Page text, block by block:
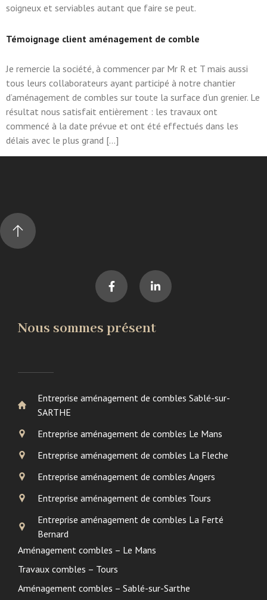
soigneux et serviables autant que faire se peut.
Témoignage client aménagement de comble
Je remercie la société, à commencer par Mr R et T mais aussi
tous leurs collaborateurs ayant participé à notre chantier
d’aménagement de combles sur toute la surface d’un grenier. Le
résultat nous satisfait entièrement : les travaux ont
commencé à la date prévue et ont été effectués dans les
délais avec le plus grand […]
Nous sommes présent
Entreprise aménagement de combles Sablé-sur-
SARTHE
Entreprise aménagement de combles Le Mans
Entreprise aménagement de combles La Fleche
Entreprise aménagement de combles Angers
Entreprise aménagement de combles Tours
Entreprise aménagement de combles La Ferté
Bernard
Aménagement combles – Le Mans
Travaux combles – Tours
Aménagement combles – Sablé-sur-Sarthe